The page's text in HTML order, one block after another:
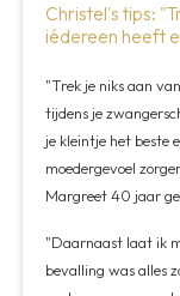
Christel's tips:
iédereen heeft
"Trek je niks aan
tijdens je
je kleintje het beste
moedergevoel
Margreet 40 jaar
"Daarnaast laat ik
bevalling was alles